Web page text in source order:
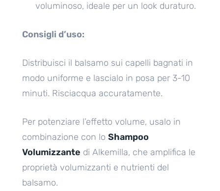
voluminoso, ideale per un look duraturo.
Consigli d’uso:
Distribuisci il balsamo sui capelli bagnati in
modo uniforme e lascialo in posa per 3-10
minuti. Risciacqua accuratamente.
Per potenziare l’effetto volume, usalo in
combinazione con lo Shampoo
Volumizzante di Alkemilla, che amplifica le
proprietà volumizzanti e nutrienti del
balsamo.